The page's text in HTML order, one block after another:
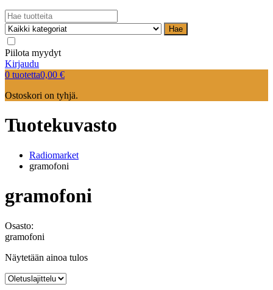
Hae
Piilota myydyt
Kirjaudu
0 tuotetta0,00 €
Ostoskori on tyhjä.
Tuotekuvasto
Radiomarket
gramofoni
gramofoni
Osasto:
gramofoni
Näytetään ainoa tulos